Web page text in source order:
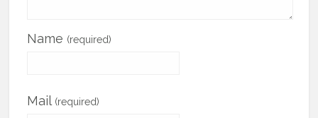
Name (required)
Mail (required)